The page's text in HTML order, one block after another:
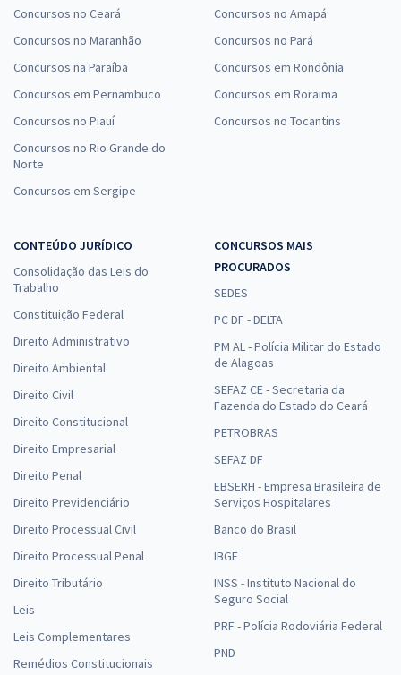
Concursos no Ceará
Concursos no Maranhão
Concursos na Paraíba
Concursos em Pernambuco
Concursos no Piauí
Concursos no Rio Grande do
Norte
Concursos em Sergipe
Concursos no Amapá
Concursos no Pará
Concursos em Rondônia
Concursos em Roraima
Concursos no Tocantins
CONTEÚDO JURÍDICO
Consolidação das Leis do
Trabalho
Constituição Federal
Direito Administrativo
Direito Ambiental
Direito Civil
Direito Constitucional
Direito Empresarial
Direito Penal
Direito Previdenciário
Direito Processual Civil
Direito Processual Penal
Direito Tributário
Leis
Leis Complementares
Remédios Constitucionais
CONCURSOS MAIS
PROCURADOS
SEDES
PC DF - DELTA
PM AL - Polícia Militar do Estado
de Alagoas
SEFAZ CE - Secretaria da
Fazenda do Estado do Ceará
PETROBRAS
SEFAZ DF
EBSERH - Empresa Brasileira de
Serviços Hospitalares
Banco do Brasil
IBGE
INSS - Instituto Nacional do
Seguro Social
PRF - Polícia Rodoviária Federal
PND